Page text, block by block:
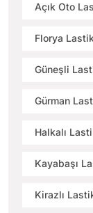
Açık Oto
Florya
Güneşli
Gürman
Halkalı
Kayabaşı
Kirazlı